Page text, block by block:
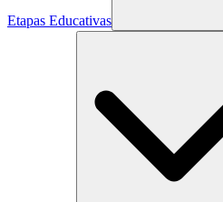
Etapas Educativas